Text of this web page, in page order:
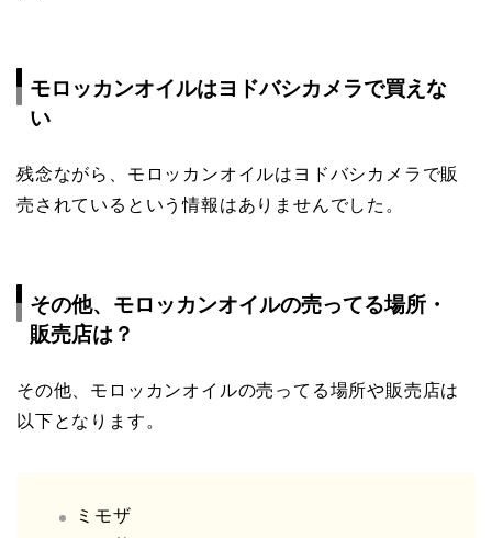
モロッカンオイルはヨドバシカメラで買えな
い
残念ながら、モロッカンオイルはヨドバシカメラで販
売されているという情報はありませんでした。
その他、モロッカンオイルの売ってる場所・
販売店は？
その他、モロッカンオイルの売ってる場所や販売店は
以下となります。
ミモザ